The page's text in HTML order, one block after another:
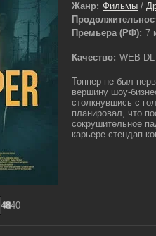
Жанр: Фильмы /
Премьера (РФ): 7
Качество: WEB-
Топпер не был
вершину шоу-
столкнувшись с
планировал, что
сокрушительное
карьере стендап-
4840